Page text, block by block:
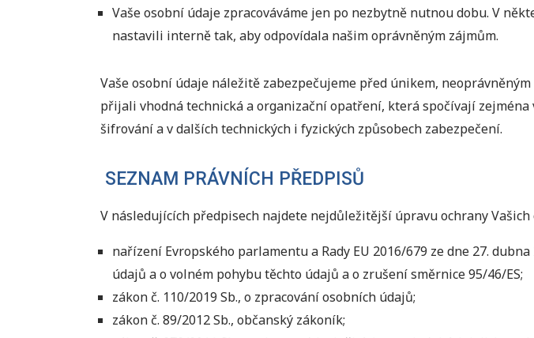
Vaše osobní údaje zpracováváme jen po nezbytně nutnou dobu. V
nastavili interně tak, aby odpovídala našim oprávněným zájmům.
Vaše osobní údaje náležitě zabezpečujeme před únikem,
přijali vhodná technická a organizační opatření, která spočívají
šifrování a v dalších technických i fyzických způsobech zabezpečení.
SEZNAM PRÁVNÍCH PŘEDPISŮ
V následujících předpisech najdete nejdůležitější úpravu ochrany Vašich
nařízení Evropského parlamentu a Rady EU 2016/679 ze dne 27.
údajů a o volném pohybu těchto údajů a o zrušení směrnice 95/46/ES;
zákon č. 110/2019 Sb., o zpracování osobních údajů;
zákon č. 89/2012 Sb., občanský zákoník;